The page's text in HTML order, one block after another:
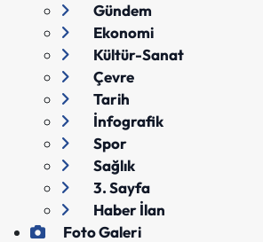
Gündem
Ekonomi
Kültür-Sanat
Çevre
Tarih
İnfografik
Spor
Sağlık
3. Sayfa
Haber İlan
Foto Galeri